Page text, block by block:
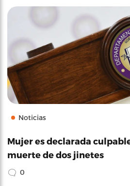
Noticias
Mujer es declarada
muerte de dos jinetes
0